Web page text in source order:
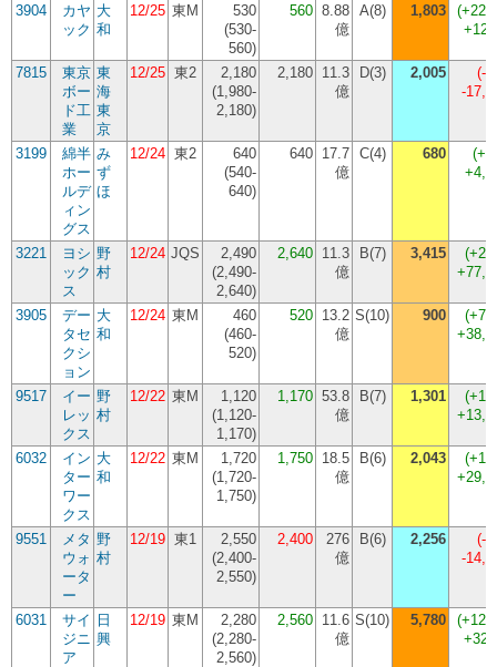
3904
カヤ
ック
大
和
12/25 東M
530
(530-
560)
560 8.88
億
A(8) 1,803 (
7815
東京
ボー
ド工
業
東
海
東
京
12/25 東2
2,180
(1,980-
2,180)
2,180 11.3
億
D(3) 2,005 (-
-
3199
綿半
ホー
ルデ
ィン
グス
み
ず
ほ
12/24 東2
640
(540-
640)
640 17.7
億
C(4) 680 (
3221
ヨシ
ック
ス
野
村
12/24 JQS
2,490
(2,490-
2,640)
2,640 11.3
億
B(7) 3,415 (
3905
デー
タセ
クシ
ョン
大
和
12/24 東M
460
(460-
520)
520 13.2
億
S(10) 900 (
9517
イー
レッ
クス
野
村
12/22 東M
1,120
(1,120-
1,170)
1,170 53.8
億
B(7) 1,301 (
6032
イン
ター
ワー
クス
大
和
12/22 東M
1,720
(1,720-
1,750)
1,750 18.5
億
B(6) 2,043 (
9551
メタ
ウォ
ータ
ー
野
村
12/19 東1
2,550
(2,400-
2,550)
2,400
276
億
B(6) 2,256 (-
-
6031
サイ
ジニ
ア
日
興
12/19 東M
2,280
(2,280-
2,560)
2,560 11.6
億
S(10) 5,780 (